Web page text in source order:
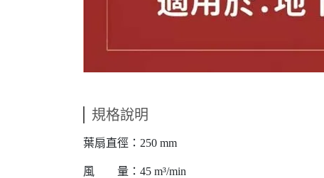
規格說明
葉扇直徑：250 mm
風 量：45 m³/min